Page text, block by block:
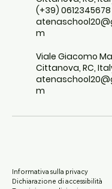
(+39) 0612345678
m
Viale Giacomo
Cittanova, RC,
m
Informativa sulla privacy
Dichiarazione di accessibilità